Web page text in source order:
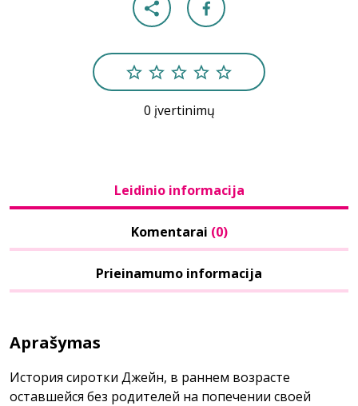
0 įvertinimų
Leidinio informacija
Komentarai (0)
Prieinamumo informacija
Aprašymas
История сиротки Джейн, в раннем возрасте
оставшейся без родителей на попечении своей